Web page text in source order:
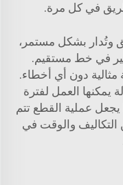
في كل مرة.
وتُدار بشكل مستمر،
في خط مستقيم.
دون أي أخطاء.
يمكنها العمل لفترة
عملية القطع تتم
والوقت في